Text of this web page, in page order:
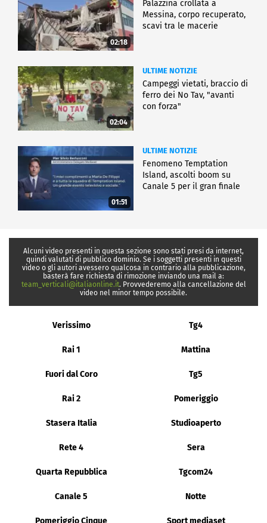
02:18
Palazzina crollata a
Messina, corpo recuperato,
scavi tra le macerie
02:04
ULTIME NOTIZIE
Campeggi vietati, braccio di
ferro dei No Tav, "avanti
con forza"
01:51
ULTIME NOTIZIE
Fenomeno Temptation
Island, ascolti boom su
Canale 5 per il gran finale
Alcuni video presenti in questa sezione sono stati presi da internet,
quindi valutati di pubblico dominio. Se i soggetti presenti in questi
video o gli autori avessero qualcosa in contrario alla pubblicazione,
basterà fare richiesta di rimozione inviando una mail a:
team_verticali@italiaonline.it. Provvederemo alla cancellazione del
video nel minor tempo possibile.
Verissimo Tg4
Rai 1 Mattina
Fuori dal Coro Tg5
Rai 2 Pomeriggio
Stasera Italia Studioaperto
Rete 4 Sera
Quarta Repubblica Tgcom24
Canale 5 Notte
Pomeriggio Cinque Sport mediaset